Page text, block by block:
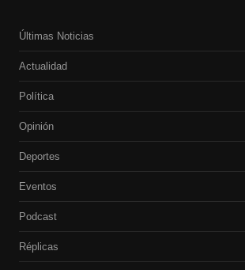
Últimas Noticias
Actualidad
Política
Opinión
Deportes
Eventos
Podcast
Réplicas